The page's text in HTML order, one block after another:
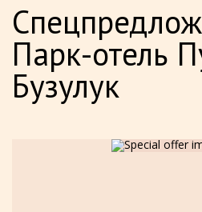
Парк-отель
Бузулук